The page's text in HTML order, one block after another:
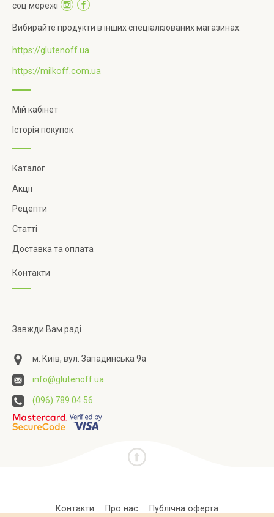
соц мережі
Вибирайте продукти в інших спеціалізованих магазинах:
https://glutenoff.ua
https://milkoff.com.ua
Мій кабінет
Історія покупок
Каталог
Акції
Рецепти
Статті
Доставка та оплата
Контакти
Завжди Вам раді
м. Київ, вул. Западинська 9а
info@glutenoff.ua
(096) 789 04 56
Контакти Про нас Публічна оферта